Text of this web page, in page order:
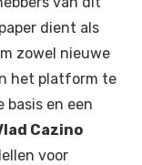
dient als
zowel nieuwe
het platform te
basis en een
Cazino
voor